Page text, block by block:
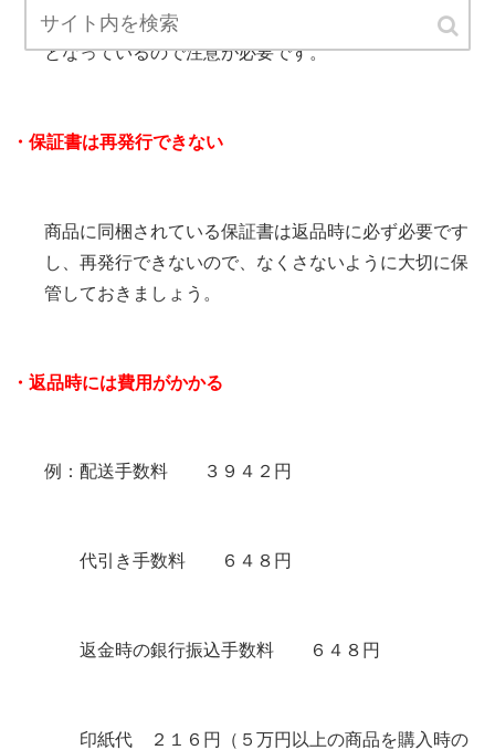
きますが、返品ができるのは公式サイトでの購入のみ
となっているので注意が必要です。
・保証書は再発行できない
商品に同梱されている保証書は返品時に必ず必要です
し、再発行できないので、なくさないように大切に保
管しておきましょう。
・返品時には費用がかかる
例：配送手数料 ３９４２円
代引き手数料 ６４８円
返金時の銀行振込手数料 ６４８円
印紙代 ２１６円（５万円以上の商品を購入時の